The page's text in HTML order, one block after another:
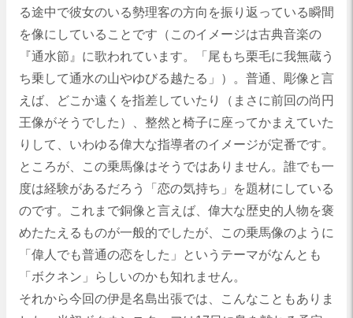
る途中で彼女のいる勢理客の方向を振り返っている瞬間
を像にしていることです（このイメージは古典音楽の
『通水節』に歌われています。「尾もち栗毛に我無蔵う
ち乗して通水の山やゆびる越たる」）。普通、彫像と言
えば、どこか遠くを指差していたり（まさに前回の尚円
王像がそうでした）、整然と椅子に座ってかまえていた
りして、いわゆる偉大な指導者のイメージが定番です。
ところが、この乗馬像はそうではありません。誰でも一
度は経験があるだろう「恋の気持ち」を題材にしている
のです。これまで銅像と言えば、偉大な歴史的人物を褒
めたたえるものが一般的でしたが、この乗馬像のように
「偉人でも普通の恋をした」というテーマがなんとも
「ボクネン」らしいのかも知れません。
それから今回の伊是名島出張では、こんなこともありま